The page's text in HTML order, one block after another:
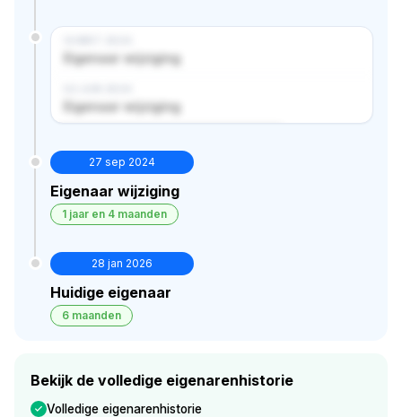
Eigenaar wijziging
Eigenaar wijziging
27 sep 2024
Eigenaar wijziging
1 jaar en 4 maanden
28 jan 2026
Huidige eigenaar
6 maanden
Bekijk de volledige eigenarenhistorie
Volledige eigenarenhistorie